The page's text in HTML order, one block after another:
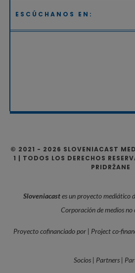
ESCÚCHANOS EN:
© 2021 - 2026 SLOVENIACAST
1 | TODOS LOS DERECHOS
PRIDRŽANE
Sloveniacastes un proyecto mediático
Corporación de medios no
Proyecto cofinanciado por | Project co-
Socios | Partners |